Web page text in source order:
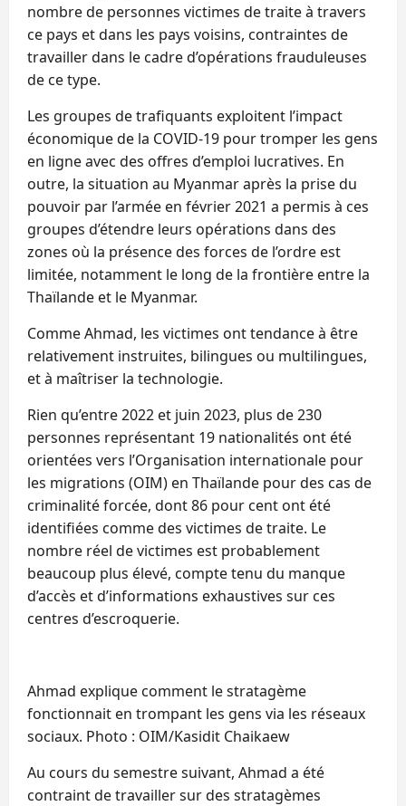
nombre de personnes victimes de traite à travers
ce pays et dans les pays voisins, contraintes de
travailler dans le cadre d’opérations frauduleuses
de ce type.
Les groupes de trafiquants exploitent l’impact
économique de la COVID-19 pour tromper les gens
en ligne avec des offres d’emploi lucratives. En
outre, la situation au Myanmar après la prise du
pouvoir par l’armée en février 2021 a permis à ces
groupes d’étendre leurs opérations dans des
zones où la présence des forces de l’ordre est
limitée, notamment le long de la frontière entre la
Thaïlande et le Myanmar.
Comme Ahmad, les victimes ont tendance à être
relativement instruites, bilingues ou multilingues,
et à maîtriser la technologie.
Rien qu’entre 2022 et juin 2023, plus de 230
personnes représentant 19 nationalités ont été
orientées vers l’Organisation internationale pour
les migrations (OIM) en Thaïlande pour des cas de
criminalité forcée, dont 86 pour cent ont été
identifiées comme des victimes de traite. Le
nombre réel de victimes est probablement
beaucoup plus élevé, compte tenu du manque
d’accès et d’informations exhaustives sur ces
centres d’escroquerie.
Ahmad explique comment le stratagème
fonctionnait en trompant les gens via les réseaux
sociaux. Photo : OIM/Kasidit Chaikaew
Au cours du semestre suivant, Ahmad a été
contraint de travailler sur des stratagèmes